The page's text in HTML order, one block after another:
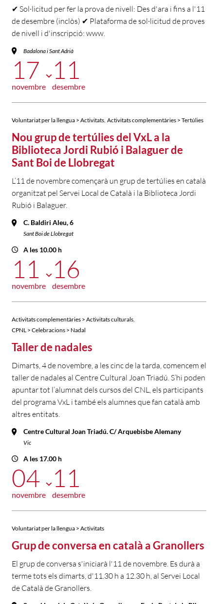
✔ Sol·licitud per fer la prova de nivell: Des d'ara i fins a l'11
de desembre (inclòs) ✔ Plataforma de sol·licitud de proves
de nivell i d'inscripció: www.
Badalona i Sant Adrià
17
novembre
11
desembre
Voluntariat per la llengua > Activitats Activitats complementàries > Tertúlies
Nou grup de tertúlies del VxL a la
Biblioteca Jordi Rubió i Balaguer de
Sant Boi de Llobregat
L’11 de novembre començarà un grup de tertúlies en català
organitzat pel Servei Local de Català i la Biblioteca Jordi
Rubió i Balaguer.
C. Baldiri Aleu, 6
Sant Boi de Llobregat
A les 10.00 h
11
novembre
16
desembre
Activitats complementàries > Activitats culturals
CPNL > Celebracions > Nadal
Taller de nadales
Dimarts, 4 de novembre, a les cinc de la tarda, comencem el
taller de nadales al Centre Cultural Joan Triadú. S’hi poden
apuntar tot l’alumnat dels cursos del CNL, els participants
del programa VxL i també els alumnes que fan català amb
altres entitats.
Centre Cultural Joan Triadú. C/ Arquebisbe Alemany
Vic
A les 17.00 h
04
novembre
11
desembre
Voluntariat per la llengua > Activitats
Grup de conversa en català a Granollers
El grup de conversa s'iniciarà l'11 de novembre. Es durà a
terme tots els dimarts, d'11.30 h a 12.30 h, al Servei Local
de Català de Granollers.